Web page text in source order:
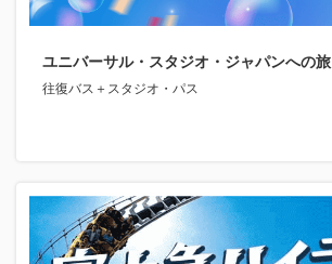
ユニバーサル・スタジオ・ジャパンへの旅
往復バス＋スタジオ・パス